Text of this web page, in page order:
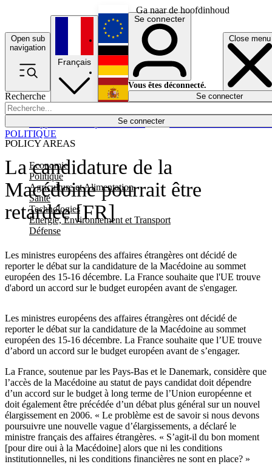
Ga naar de hoofdinhoud
Open sub
navigation
Close menu
Recherche
Se connecter
POLICY AREAS
Economie
Politique
Agriculture et Alimentation
Santé
Technologies
Energie, Environnement et Transport
Défense
Économie
Français
English
Deutsch
Español
Se connecter
Vous êtes déconnecté.
Se connecter
La candidature de la
Macédoine pourrait être
retardée [FR]
Les ministres européens des affaires étrangères ont décidé de
reporter le débat sur la candidature de la Macédoine au sommet
européen des 15-16 décembre. La France souhaite que l'UE trouve
d'abord un accord sur le budget européen avant de s'engager.
POLITIQUE
Les ministres européens des affaires étrangères ont décidé de
reporter le débat sur la candidature de la Macédoine au sommet
européen des 15-16 décembre. La France souhaite que l’UE trouve
d’abord un accord sur le budget européen avant de s’engager.
La France, soutenue par les Pays-Bas et le Danemark, considère que
l’accès de la Macédoine au statut de pays candidat doit dépendre
d’un accord sur le budget à long terme de l’Union européenne et
doit également être précédée d’un débat plus général sur un nouvel
élargissement en 2006. « Le problème est de savoir si nous devons
poursuivre une nouvelle vague d’élargissements, a déclaré le
ministre français des affaires étrangères. « S’agit-il du bon moment
[pour dire oui à la Macédoine] alors que ni les conditions
institutionnelles, ni les conditions financières ne sont en place? »